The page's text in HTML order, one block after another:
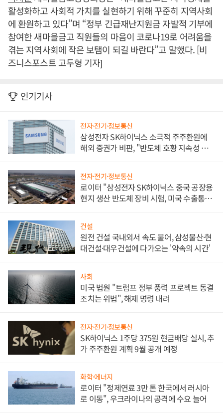
활성화하고 사회적 가치를 실현하기 위해 꾸준히 지역사회
에 환원하고 있다”며 “정부 긴급재난지원금 자발적 기부에
참여한 새마을금고 직원들의 마음이 코로나19로 어려움을
겪는 지역사회에 작은 보탬이 되길 바란다”고 말했다. [비
즈니스포스트 고두형 기자]
인기기사
전자·전기·정보통신
삼성전자 SK하이닉스 소극적 주주환원에
해외 증권가 비판, "반도체 호황 지속성 의
전자·전기·정보통신
로이터 "삼성전자 SK하이닉스 중국 공장용
현지 생산 반도체 장비 시험, 미국 수출통제
건설
원전 건설 국내외서 속도 붙어, 삼성물산·현
대건설·대우건설에 다가오는 '약속의 시간'
사회
미국 법원 "트럼프 정부 풍력 프로젝트 동결
조치는 위법", 해제 명령 내려
전자·전기·정보통신
SK하이닉스 1주당 375원 현금배당 실시, 추
가 주주환원 계획 9월 공개 예정
화학·에너지
로이터 "정제연료 3만 톤 한국에서 러시아
로 이동", 우크라이나의 공격에 수요 늘어